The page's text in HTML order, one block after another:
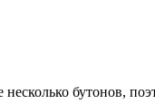
бутонов,